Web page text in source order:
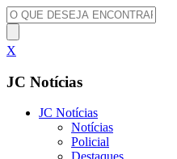
X
JC Notícias
JC Notícias
Notícias
Policial